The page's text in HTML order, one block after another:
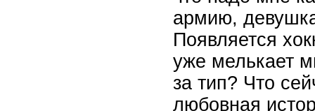
армию,
Появляется
уже мелькает
за тип? Что
любовная